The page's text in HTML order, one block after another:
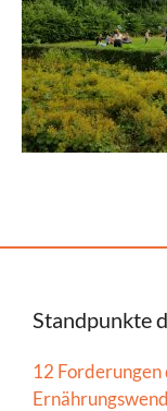
Standpunkte
12 Forderungen